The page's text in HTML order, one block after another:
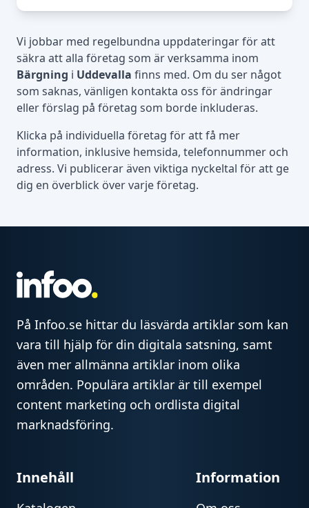
Vi jobbar med regelbundna uppdateringar för att
säkra att alla företag som är verksamma inom
Bärgning i Uddevalla finns med. Om du ser något
som saknas, vänligen kontakta oss för ändringar
eller förslag på företag som borde inkluderas.
Klicka på individuella företag för att få mer
information, inklusive hemsida, telefonnummer och
adress. Vi publicerar även viktiga nyckeltal för att ge
dig en överblick över varje företag.
På Infoo.se hittar du läsvärda artiklar som kan
vara till hjälp för din digitala satsning, samt
även mer allmänna artiklar inom olika
områden. Populära artiklar är till exempel
content marketing och ordlista digital
marknadsföring.
Innehåll Information